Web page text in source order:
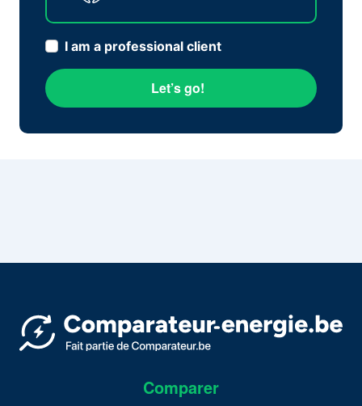
I am a professional client
Let’s go!
Comparer